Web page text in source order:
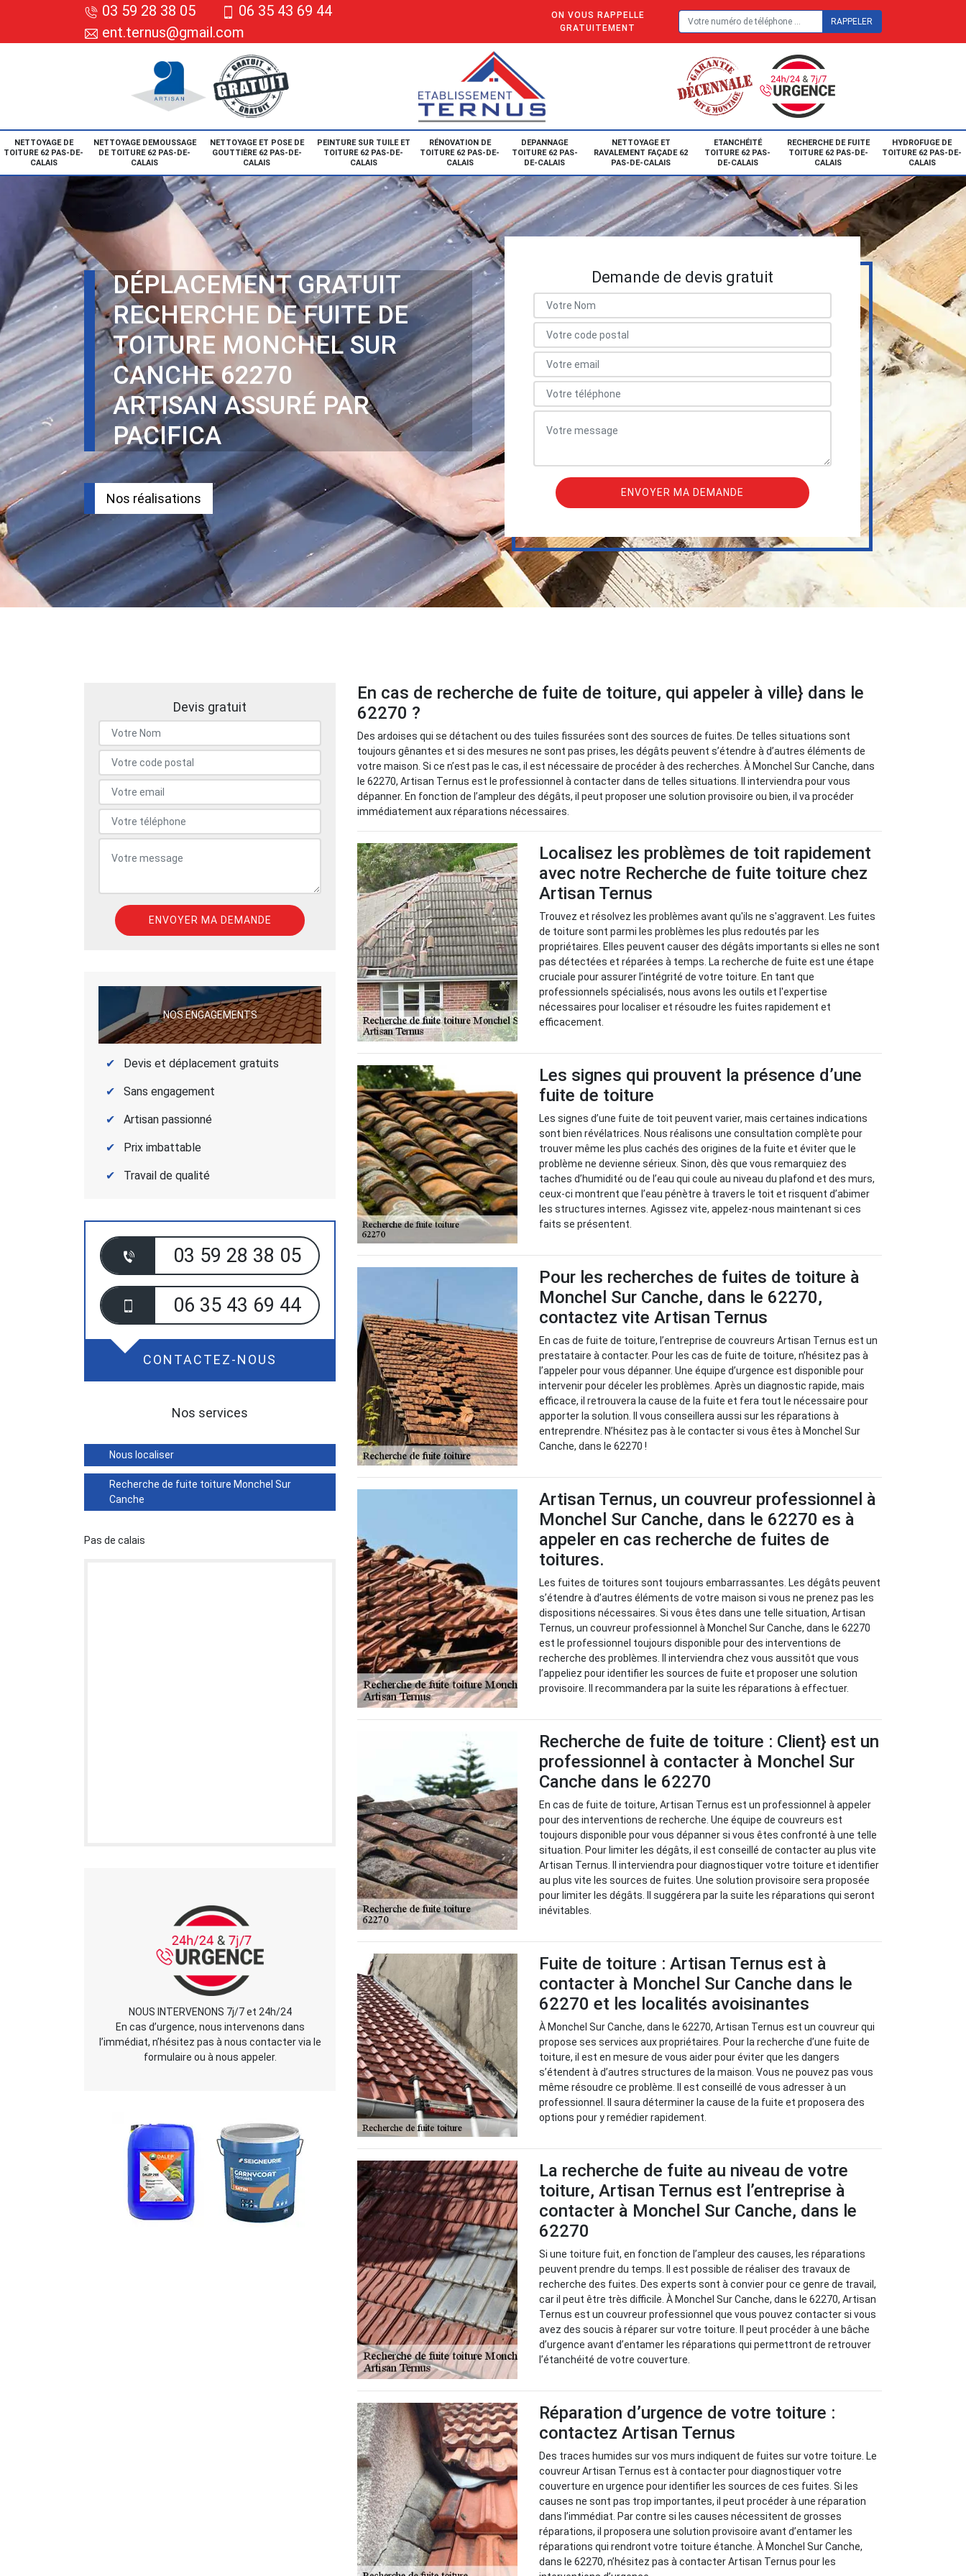
03 59 28 38 05
06 35 43 69 44
ent.ternus@gmail.com
ON VOUS RAPPELLE
GRATUITEMENT
NETTOYAGE DE
TOITURE 62 PAS-DE-
CALAIS
NETTOYAGE DEMOUSSAGE
DE TOITURE 62 PAS-DE-
CALAIS
NETTOYAGE ET POSE DE
GOUTTIÈRE 62 PAS-DE-
CALAIS
PEINTURE SUR TUILE ET
TOITURE 62 PAS-DE-
CALAIS
RÉNOVATION DE
TOITURE 62 PAS-DE-
CALAIS
DEPANNAGE
TOITURE 62 PAS-
DE-CALAIS
NETTOYAGE ET
RAVALEMENT FAÇADE 62
PAS-DE-CALAIS
ETANCHÉITÉ
TOITURE 62 PAS-
DE-CALAIS
RECHERCHE DE FUITE
TOITURE 62 PAS-DE-
CALAIS
HYDROFUGE DE
TOITURE 62 PAS-DE-
CALAIS
DÉPLACEMENT GRATUIT
RECHERCHE DE FUITE DE
TOITURE MONCHEL SUR
CANCHE 62270
ARTISAN ASSURÉ PAR
PACIFICA
Nos réalisations
Demande de devis gratuit
Devis gratuit
NOS ENGAGEMENTS
Devis et déplacement gratuits
Sans engagement
Artisan passionné
Prix imbattable
Travail de qualité
03 59 28 38 05
06 35 43 69 44
CONTACTEZ-NOUS
Nos services
Nous localiser
Recherche de fuite toiture Monchel Sur
Canche
Pas de calais
NOUS INTERVENONS 7j/7 et 24h/24
En cas d’urgence, nous intervenons dans
l’immédiat, n’hésitez pas à nous contacter via le
formulaire ou à nous appeler.
En cas de recherche de fuite de toiture, qui appeler à ville} dans le
62270 ?
Des ardoises qui se détachent ou des tuiles fissurées sont des sources de fuites. De telles situations sont
toujours gênantes et si des mesures ne sont pas prises, les dégâts peuvent s’étendre à d’autres éléments de
votre maison. Si ce n’est pas le cas, il est nécessaire de procéder à des recherches. À Monchel Sur Canche, dans
le 62270, Artisan Ternus est le professionnel à contacter dans de telles situations. Il interviendra pour vous
dépanner. En fonction de l’ampleur des dégâts, il peut proposer une solution provisoire ou bien, il va procéder
immédiatement aux réparations nécessaires.
Localisez les problèmes de toit rapidement
avec notre Recherche de fuite toiture chez
Artisan Ternus
Trouvez et résolvez les problèmes avant qu'ils ne s'aggravent. Les fuites
de toiture sont parmi les problèmes les plus redoutés par les
propriétaires. Elles peuvent causer des dégâts importants si elles ne sont
pas détectées et réparées à temps. La recherche de fuite est une étape
cruciale pour assurer l’intégrité de votre toiture. En tant que
professionnels spécialisés, nous avons les outils et l'expertise
nécessaires pour localiser et résoudre les fuites rapidement et
efficacement.
Les signes qui prouvent la présence d’une
fuite de toiture
Les signes d’une fuite de toit peuvent varier, mais certaines indications
sont bien révélatrices. Nous réalisons une consultation complète pour
trouver même les plus cachés des origines de la fuite et éviter que le
problème ne devienne sérieux. Sinon, dès que vous remarquiez des
taches d’humidité ou de l’eau qui coule au niveau du plafond et des murs,
ceux-ci montrent que l’eau pénètre à travers le toit et risquent d’abimer
les structures internes. Agissez vite, appelez-nous maintenant si ces
faits se présentent.
Pour les recherches de fuites de toiture à
Monchel Sur Canche, dans le 62270,
contactez vite Artisan Ternus
En cas de fuite de toiture, l’entreprise de couvreurs Artisan Ternus est un
prestataire à contacter. Pour les cas de fuite de toiture, n’hésitez pas à
l’appeler pour vous dépanner. Une équipe d’urgence est disponible pour
intervenir pour déceler les problèmes. Après un diagnostic rapide, mais
efficace, il retrouvera la cause de la fuite et fera tout le nécessaire pour
apporter la solution. Il vous conseillera aussi sur les réparations à
entreprendre. N’hésitez pas à le contacter si vous êtes à Monchel Sur
Canche, dans le 62270 !
Artisan Ternus, un couvreur professionnel à
Monchel Sur Canche, dans le 62270 es à
appeler en cas recherche de fuites de
toitures.
Les fuites de toitures sont toujours embarrassantes. Les dégâts peuvent
s’étendre à d’autres éléments de votre maison si vous ne prenez pas les
dispositions nécessaires. Si vous êtes dans une telle situation, Artisan
Ternus, un couvreur professionnel à Monchel Sur Canche, dans le 62270
est le professionnel toujours disponible pour des interventions de
recherche des problèmes. Il interviendra chez vous aussitôt que vous
l’appeliez pour identifier les sources de fuite et proposer une solution
provisoire. Il recommandera par la suite les réparations à effectuer.
Recherche de fuite de toiture : Client} est un
professionnel à contacter à Monchel Sur
Canche dans le 62270
En cas de fuite de toiture, Artisan Ternus est un professionnel à appeler
pour des interventions de recherche. Une équipe de couvreurs est
toujours disponible pour vous dépanner si vous êtes confronté à une telle
situation. Pour limiter les dégâts, il est conseillé de contacter au plus vite
Artisan Ternus. Il interviendra pour diagnostiquer votre toiture et identifier
au plus vite les sources de fuites. Une solution provisoire sera proposée
pour limiter les dégâts. Il suggérera par la suite les réparations qui seront
inévitables.
Fuite de toiture : Artisan Ternus est à
contacter à Monchel Sur Canche dans le
62270 et les localités avoisinantes
À Monchel Sur Canche, dans le 62270, Artisan Ternus est un couvreur qui
propose ses services aux propriétaires. Pour la recherche d’une fuite de
toiture, il est en mesure de vous aider pour éviter que les dangers
s’étendent à d’autres structures de la maison. Vous ne pouvez pas vous
même résoudre ce problème. Il est conseillé de vous adresser à un
professionnel. Il saura déterminer la cause de la fuite et proposera des
options pour y remédier rapidement.
La recherche de fuite au niveau de votre
toiture, Artisan Ternus est l’entreprise à
contacter à Monchel Sur Canche, dans le
62270
Si une toiture fuit, en fonction de l’ampleur des causes, les réparations
peuvent prendre du temps. Il est possible de réaliser des travaux de
recherche des fuites. Des experts sont à convier pour ce genre de travail,
car il peut être très difficile. À Monchel Sur Canche, dans le 62270, Artisan
Ternus est un couvreur professionnel que vous pouvez contacter si vous
avez des soucis à réparer sur votre toiture. Il peut procéder à une bâche
d’urgence avant d’entamer les réparations qui permettront de retrouver
l’étanchéité de votre couverture.
Réparation d’urgence de votre toiture :
contactez Artisan Ternus
Des traces humides sur vos murs indiquent de fuites sur votre toiture. Le
couvreur Artisan Ternus est à contacter pour diagnostiquer votre
couverture en urgence pour identifier les sources de ces fuites. Si les
causes ne sont pas trop importantes, il peut procéder à une réparation
dans l’immédiat. Par contre si les causes nécessitent de grosses
réparations, il proposera une solution provisoire avant d’entamer les
réparations qui rendront votre toiture étanche. À Monchel Sur Canche,
dans le 62270, n’hésitez pas à contacter Artisan Ternus pour les